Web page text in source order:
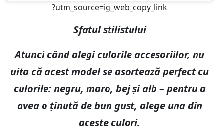
?utm_source=ig_web_copy_link
Sfatul stilistului
Atunci când alegi culorile accesoriilor, nu
uita că acest model se asortează perfect cu
culorile: negru, maro, bej și alb – pentru a
avea o ținută de bun gust, alege una din
aceste culori.